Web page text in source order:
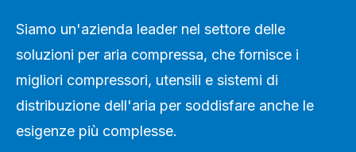
Siamo un'azienda leader nel settore delle
soluzioni per aria compressa, che fornisce i
migliori compressori, utensili e sistemi di
distribuzione dell'aria per soddisfare anche le
esigenze più complesse.